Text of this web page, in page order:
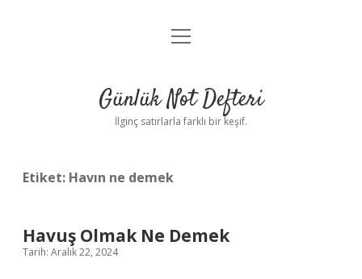
Anasayfa
Yasal Uyarı
menüyü
Günlük Not Defteri
İlginç satırlarla farklı bir keşif.
Etiket: Havın ne demek
Havuş Olmak Ne Demek
Tarih: Aralık 22, 2024